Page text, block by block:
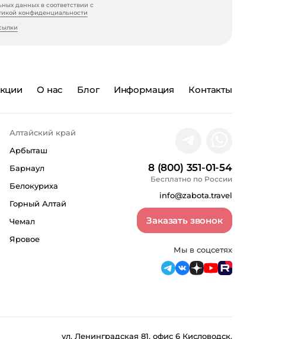
данных в соответствии с
конфиденциальности
О нас Блог Информация Контакты
Алтайский край
Арбыташ
Барнаул
Белокуриха
Горный Алтай
Чемал
Яровое
8 (800) 351-01-54
Бесплатно по России
info@zabota.travel
Заказать звонок
Мы в соцсетях
ул. Ленинградская 81, офис 6 Кисловодск,